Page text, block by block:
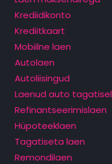
Krediidikonto
Krediitkaart
Mobiilne laen
Autolaen
Autoliisingud
Laenud auto tagatisel
Refinantseerimislaen
Hüpoteeklaen
Tagatiseta laen
Remondilaen